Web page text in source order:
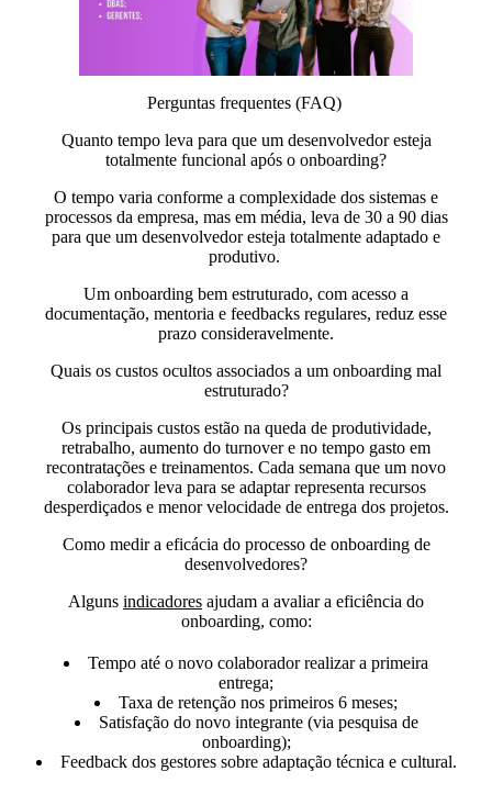
Perguntas frequentes (FAQ)
Quanto tempo leva para que um desenvolvedor esteja
totalmente funcional após o onboarding?
O tempo varia conforme a complexidade dos sistemas e
processos da empresa, mas em média, leva de 30 a 90 dias
para que um desenvolvedor esteja totalmente adaptado e
produtivo.
Um onboarding bem estruturado, com acesso a
documentação, mentoria e feedbacks regulares, reduz esse
prazo consideravelmente.
Quais os custos ocultos associados a um onboarding mal
estruturado?
Os principais custos estão na queda de produtividade,
retrabalho, aumento do turnover e no tempo gasto em
recontratações e treinamentos. Cada semana que um novo
colaborador leva para se adaptar representa recursos
desperdiçados e menor velocidade de entrega dos projetos.
Como medir a eficácia do processo de onboarding de
desenvolvedores?
Alguns indicadores ajudam a avaliar a eficiência do
onboarding, como:
Tempo até o novo colaborador realizar a primeira
entrega;
Taxa de retenção nos primeiros 6 meses;
Satisfação do novo integrante (via pesquisa de
onboarding);
Feedback dos gestores sobre adaptação técnica e cultural.